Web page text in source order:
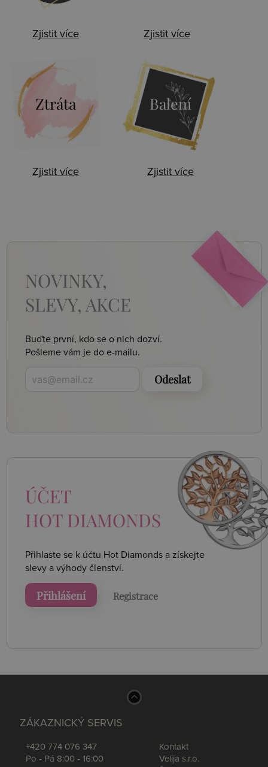
Zjistit více Zjistit více
Ztráta
Zjistit více
Balení
Zjistit více
NOVINKY,
SLEVY, AKCE
Buďte první, kdo se o nich dozví.
Pošleme vám je do e-mailu.
Odeslat
ÚČET
HOT DIAMONDS
Přihlaste se k účtu Hot Diamonds a získejte
slevy a výhody členství.
Přihlášení Registrace
ZÁKAZNICKÝ SERVIS
+420 774 076 347
Po - Pá 8:00 - 16:00
Kontakt
Velija s.r.o.